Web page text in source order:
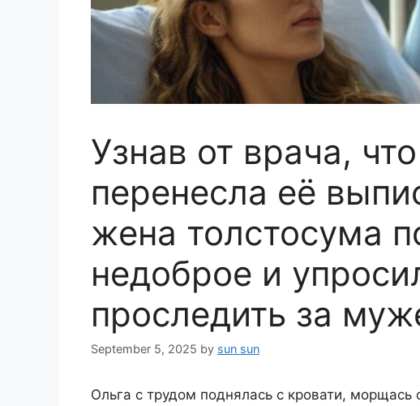
Узнав от врача,
перенесла её
жена толстосума
недоброе и
проследить за
September 5, 2025 by sun sun
Ольга с трудом поднялась с кровати,